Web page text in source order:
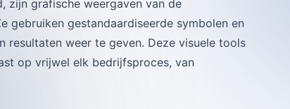
zijn grafische weergaven van de
gebruiken gestandaardiseerde symbolen en
resultaten weer te geven. Deze visuele tools
op vrijwel elk bedrijfsproces, van